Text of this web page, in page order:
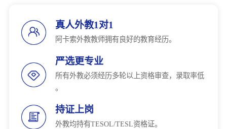
真人外教1对1
阿卡索外教教师拥有良好的教育经历。
严选更专业
所有外教必须经历多轮以上资格审查，录取率低
。
持证上岗
外教均持有TESOL/TESL资格证。